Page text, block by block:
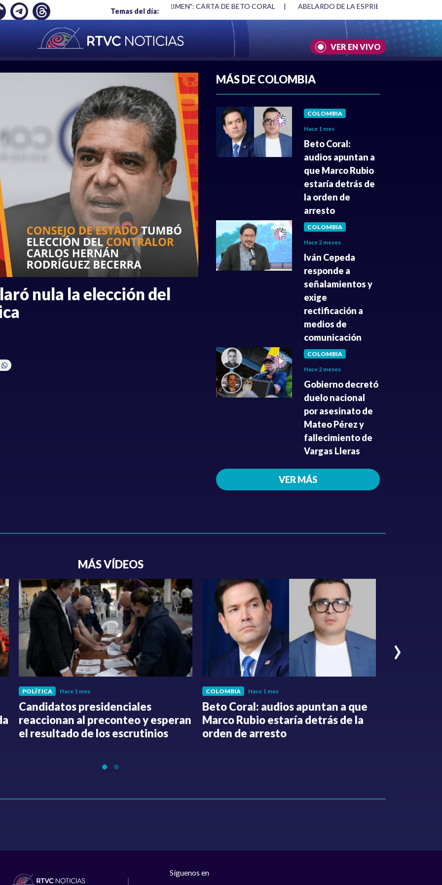
Temas del día:
JP MORGAN "HABLAR NO ES UN CRIMEN": CARTA DE BETO CORAL | ABELARDO DE LA ESPRIELLA Y DMG
VER EN VIVO
nula la elección del
MÁS DE COLOMBIA
COLOMBIA
Hace 1 mes
Beto Coral:
audios apuntan a
que Marco Rubio
estaría detrás de
la orden de
arresto
COLOMBIA
Hace 2 meses
Iván Cepeda
responde a
señalamientos y
exige
rectificación a
medios de
comunicación
COLOMBIA
Hace 2 meses
Gobierno decretó
duelo nacional
por asesinato de
Mateo Pérez y
fallecimiento de
Vargas Lleras
VER MÁS
MÁS VÍDEOS
POLÍTICA Hace 1 mes
Candidatos presidenciales
reaccionan al preconteo y esperan
el resultado de los escrutinios
COLOMBIA Hace 1 mes
Beto Coral: audios apuntan a que
Marco Rubio estaría detrás de la
orden de arresto
›
Síguenos en